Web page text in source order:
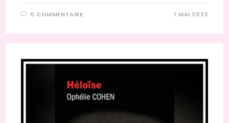
0 COMMENTAIRE 1 MAI 2023